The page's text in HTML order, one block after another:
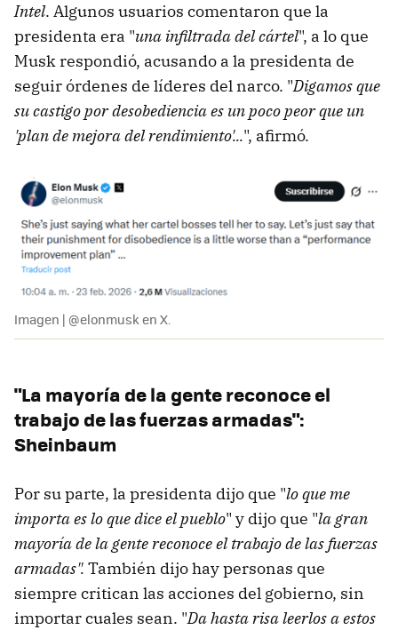
Intel. Algunos usuarios comentaron que la
presidenta era "una infiltrada del cártel", a lo que
Musk respondió, acusando a la presidenta de
seguir órdenes de líderes del narco. "Digamos que
su castigo por desobediencia es un poco peor que un
'plan de mejora del rendimiento'...", afirmó.
Imagen | @elonmusk en X.
"La mayoría de la gente reconoce el
trabajo de las fuerzas armadas":
Sheinbaum
Por su parte, la presidenta dijo que "lo que me
importa es lo que dice el pueblo" y dijo que "la gran
mayoría de la gente reconoce el trabajo de las fuerzas
armadas". También dijo hay personas que
siempre critican las acciones del gobierno, sin
importar cuales sean. "Da hasta risa leerlos a estos